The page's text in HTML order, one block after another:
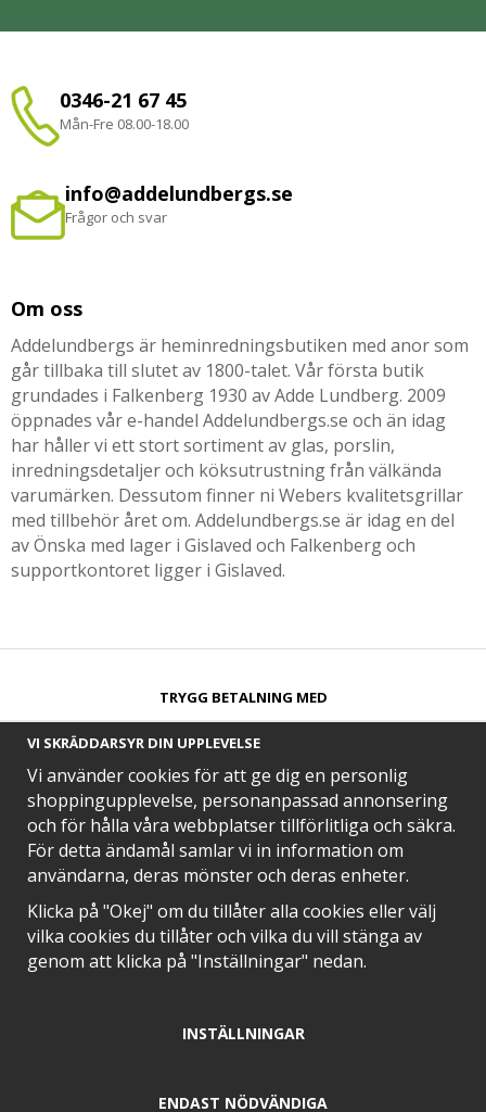
0346-21 67 45
Mån-Fre 08.00-18.00
info@addelundbergs.se
Frågor och svar
Om oss
Addelundbergs är heminredningsbutiken med anor som
går tillbaka till slutet av 1800-talet. Vår första butik
grundades i Falkenberg 1930 av Adde Lundberg. 2009
öppnades vår e-handel Addelundbergs.se och än idag
har håller vi ett stort sortiment av glas, porslin,
inredningsdetaljer och köksutrustning från välkända
varumärken. Dessutom finner ni Webers kvalitetsgrillar
med tillbehör året om. Addelundbergs.se är idag en del
av Önska med lager i Gislaved och Falkenberg och
supportkontoret ligger i Gislaved.
TRYGG BETALNING MED​
SNABB LEVERANS MED
EN DEL AV
VI SKRÄDDARSYR DIN UPPLEVELSE
Vi använder cookies för att ge dig en personlig
shoppingupplevelse, personanpassad annonsering
och för hålla våra webbplatser tillförlitliga och säkra.
För detta ändamål samlar vi in information om
användarna, deras mönster och deras enheter.
Klicka på "Okej" om du tillåter alla cookies eller välj
vilka cookies du tillåter och vilka du vill stänga av
genom att klicka på "Inställningar" nedan.
INSTÄLLNINGAR
ENDAST NÖDVÄNDIGA